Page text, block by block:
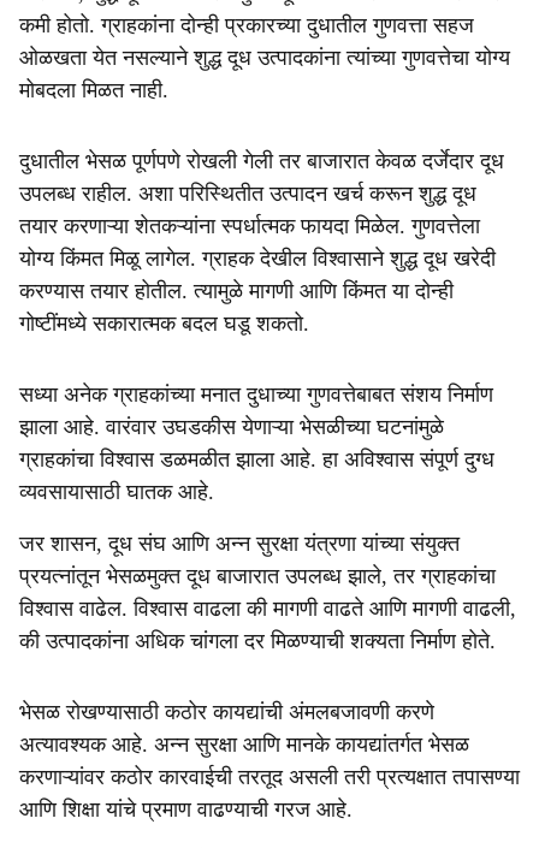
कमी होतो. ग्राहकांना दोन्ही प्रकारच्या दुधातील गुणवत्ता सहज
ओळखता येत नसल्याने शुद्ध दूध उत्पादकांना त्यांच्या गुणवत्तेचा योग्य
मोबदला मिळत नाही.
दुधातील भेसळ पूर्णपणे रोखली गेली तर बाजारात केवळ दर्जेदार दूध
उपलब्ध राहील. अशा परिस्थितीत उत्पादन खर्च करून शुद्ध दूध
तयार करणाऱ्या शेतकऱ्यांना स्पर्धात्मक फायदा मिळेल. गुणवत्तेला
योग्य किंमत मिळू लागेल. ग्राहक देखील विश्वासाने शुद्ध दूध खरेदी
करण्यास तयार होतील. त्यामुळे मागणी आणि किंमत या दोन्ही
गोष्टींमध्ये सकारात्मक बदल घडू शकतो.
सध्या अनेक ग्राहकांच्या मनात दुधाच्या गुणवत्तेबाबत संशय निर्माण
झाला आहे. वारंवार उघडकीस येणाऱ्या भेसळीच्या घटनांमुळे
ग्राहकांचा विश्वास डळमळीत झाला आहे. हा अविश्वास संपूर्ण दुग्ध
व्यवसायासाठी घातक आहे.
जर शासन, दूध संघ आणि अन्न सुरक्षा यंत्रणा यांच्या संयुक्त
प्रयत्नांतून भेसळमुक्त दूध बाजारात उपलब्ध झाले, तर ग्राहकांचा
विश्वास वाढेल. विश्वास वाढला की मागणी वाढते आणि मागणी वाढली,
की उत्पादकांना अधिक चांगला दर मिळण्याची शक्यता निर्माण होते.
भेसळ रोखण्यासाठी कठोर कायद्यांची अंमलबजावणी करणे
अत्यावश्यक आहे. अन्न सुरक्षा आणि मानके कायद्यांतर्गत भेसळ
करणाऱ्यांवर कठोर कारवाईची तरतूद असली तरी प्रत्यक्षात तपासण्या
आणि शिक्षा यांचे प्रमाण वाढण्याची गरज आहे.